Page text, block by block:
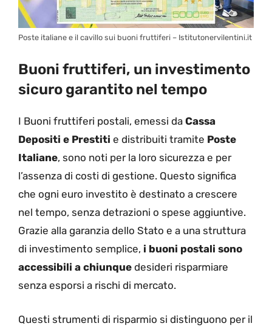
Poste italiane e il cavillo sui buoni fruttiferi – Istitutonervilentini.it
Buoni fruttiferi, un investimento
sicuro garantito nel tempo
I Buoni fruttiferi postali, emessi da Cassa
Depositi e Prestiti e distribuiti tramite Poste
Italiane, sono noti per la loro sicurezza e per
l’assenza di costi di gestione. Questo significa
che ogni euro investito è destinato a crescere
nel tempo, senza detrazioni o spese aggiuntive.
Grazie alla garanzia dello Stato e a una struttura
di investimento semplice, i buoni postali sono
accessibili a chiunque desideri risparmiare
senza esporsi a rischi di mercato.
Questi strumenti di risparmio si distinguono per il